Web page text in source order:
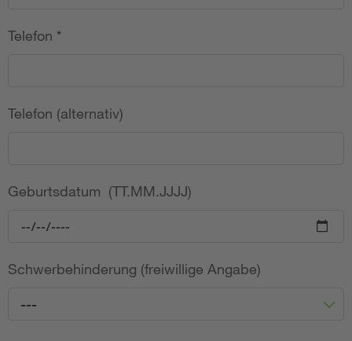
Telefon *
Telefon (alternativ)
Geburtsdatum (TT.MM.JJJJ)
Schwerbehinderung (freiwillige Angabe)
---